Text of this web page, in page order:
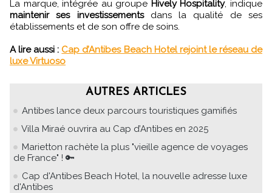
La marque, intégrée au groupe Hively Hospitality, indique
maintenir ses investissements dans la qualité de ses
établissements et de son offre de soins.
A lire aussi : Cap d’Antibes Beach Hotel rejoint le réseau de
luxe Virtuoso
AUTRES ARTICLES
Antibes lance deux parcours touristiques gamifiés
Villa Miraé ouvrira au Cap d’Antibes en 2025
Marietton rachète la plus "vieille agence de voyages
de France" ! 🔑
Cap d'Antibes Beach Hotel, la nouvelle adresse luxe
d'Antibes